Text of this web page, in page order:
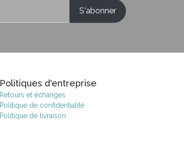
Politiques d'entreprise
Retours et échanges
Politique de confidentialité
Politique de livraison